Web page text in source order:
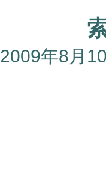
2009年8月